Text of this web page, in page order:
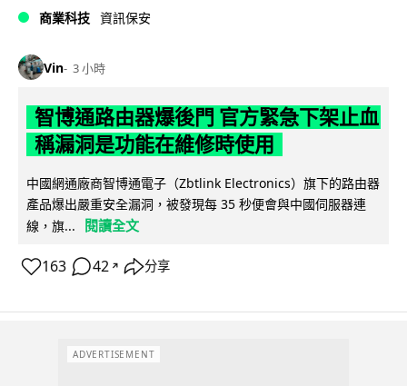
商業科技 資訊保安
Vin 3 小時
智博通路由器爆後門 官方緊急下架止血
稱漏洞是功能在維修時使用
中國網通廠商智博通電子（Zbtlink Electronics）旗下的路由器
產品爆出嚴重安全漏洞，被發現每 35 秒便會與中國伺服器連
線，旗...
閱讀全文
163 42 ↗ 分享
ADVERTISEMENT